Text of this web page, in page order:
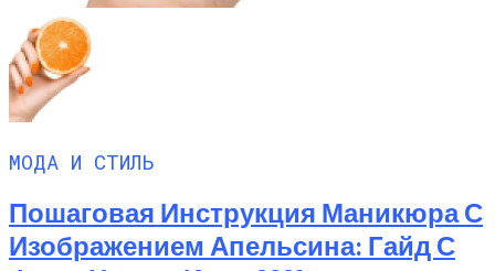
МОДА И СТИЛЬ
Пошаговая Инструкция Маникюра С
Изображением Апельсина: Гайд С